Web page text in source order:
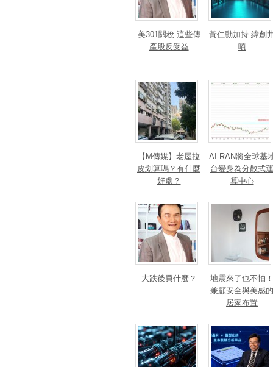
美301關稅 這些傳
產股反受益
黃仁勳加持 緯創
噴
【M傳媒】老屋拉
皮划算嗎？有什麼
好處？
AI-RAN將全球基
台變身為分散式運
算中心
大跌後買什麼？
地震來了也不怕！
兼顧安全與美感的
居家布置